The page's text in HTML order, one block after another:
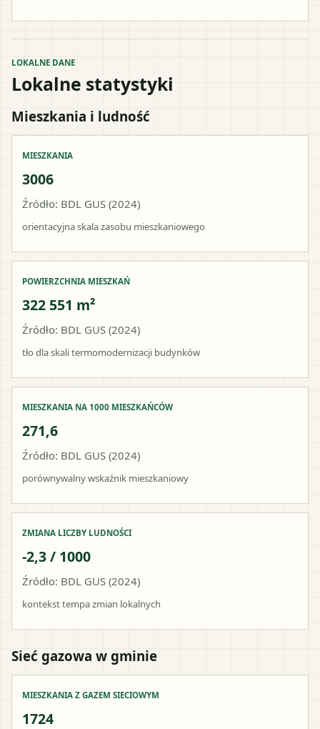
LOKALNE DANE
Lokalne statystyki
Mieszkania i ludność
MIESZKANIA
3006
Źródło: BDL GUS (2024)
orientacyjna skala zasobu mieszkaniowego
POWIERZCHNIA MIESZKAŃ
322 551 m²
Źródło: BDL GUS (2024)
tło dla skali termomodernizacji budynków
MIESZKANIA NA 1000 MIESZKAŃCÓW
271,6
Źródło: BDL GUS (2024)
porównywalny wskaźnik mieszkaniowy
ZMIANA LICZBY LUDNOŚCI
-2,3 / 1000
Źródło: BDL GUS (2024)
kontekst tempa zmian lokalnych
Sieć gazowa w gminie
MIESZKANIA Z GAZEM SIECIOWYM
1724